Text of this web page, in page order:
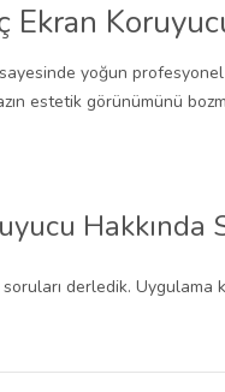
yoğun
estetik görünümünü
Hakkında
derledik. Uygulama